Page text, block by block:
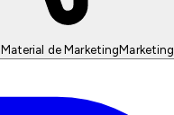
Material de MarketingMarketing